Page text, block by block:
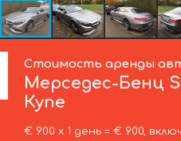
Стоимость аренды
Мерседес-Бенц
Купе
€ 900 х 1 день = € 900,